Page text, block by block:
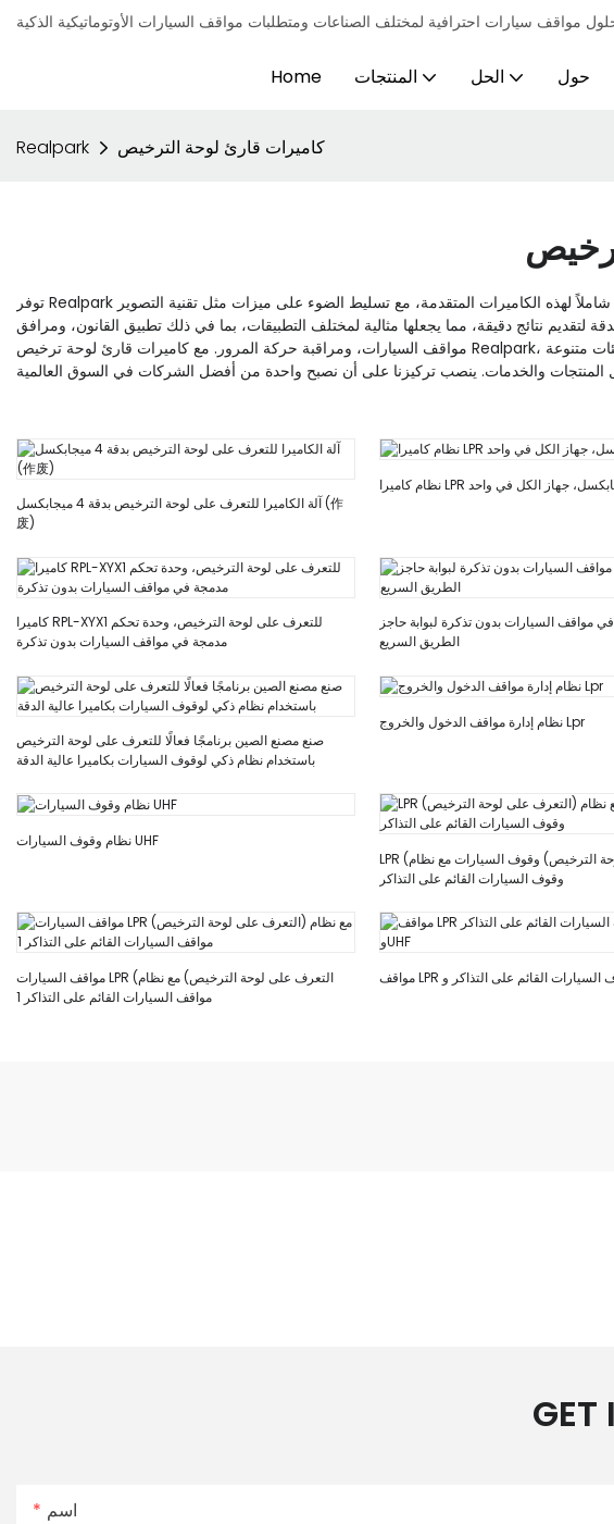
Home المنتجات الحل حول
Realpark كاميرات قارئ لوحة الترخيص
توفر Realpark أحدث كاميرات قارئ لوحات الترخيص، والمصممة لتعزيز الأمان وتبسيط أنظمة إدارة مواقف السيارات. توفر علامات منتجاتنا وصفًا شاملاً لهذه الكاميرات المتقدمة، مع تسليط الضوء على ميزات مثل تقنية التصوير
نتائج دقيقة، مما يجعلها مثالية لمختلف التطبيقات، بما في ذلك تطبيق القانون، ومرافق
آلة الكاميرا للتعرف على لوحة الترخيص بدقة 4 ميجابكسل (作
废)
كاميرا RPL-XYX1 للتعرف على لوحة الترخيص، وحدة تحكم
مدمجة في مواقف السيارات بدون تذكرة
مواقف السيارات بدون تذكرة لبوابة حاجز
الطريق السريع
صنع مصنع الصين برنامجًا فعالًا للتعرف على لوحة الترخيص
باستخدام نظام ذكي لوقوف السيارات بكاميرا عالية الدقة
نظام إدارة مواقف الدخول والخروج Lpr
نظام وقوف السيارات UHF
LPR (التعرف على لوحة الترخيص) وقوف السيارات مع نظام
وقوف السيارات القائم على التذاكر
مواقف السيارات LPR (التعرف على لوحة الترخيص) مع نظام
مواقف السيارات القائم على التذاكر 1
GET
اسم